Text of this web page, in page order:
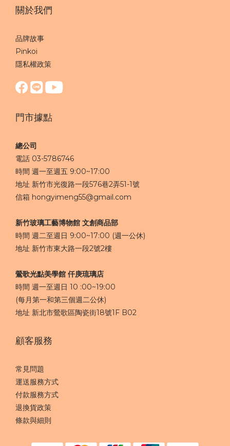
關於我們
品牌故事
Pinkoi
隱私權政策
門市據點
總公司
電話 03-5786746
時間 週一至週五 9:00~17:00
地址 新竹市光復路一段576巷2弄51-1號
信箱 hongyimeng55@gmail.com
新竹玻璃工藝博物館 文創商品部
時間 週二至週日 9:00~17:00 (週一公休)
地址 新竹市東大路一段2號2樓
鶯歌光點美學館 仟庚琉璃店
時間 週一至週日 10 :00~19:00
(每月第一和第三個週二公休)
地址 新北市鶯歌區陶瓷街18號1F​ B02
顧客服務
常見問題
運送服務方式
付款服務方式
退換貨政策
條款與細則